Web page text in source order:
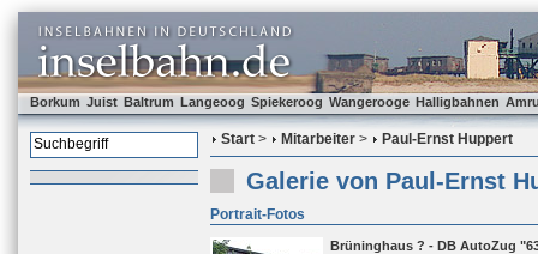
Borkum Juist Baltrum Langeoog Spiekeroog Wangerooge Halligbahnen
Start > Mitarbeiter > Paul-Ernst Huppert
Galerie von Paul-Ernst
Portrait-Fotos
Brüninghaus ? - DB AutoZug